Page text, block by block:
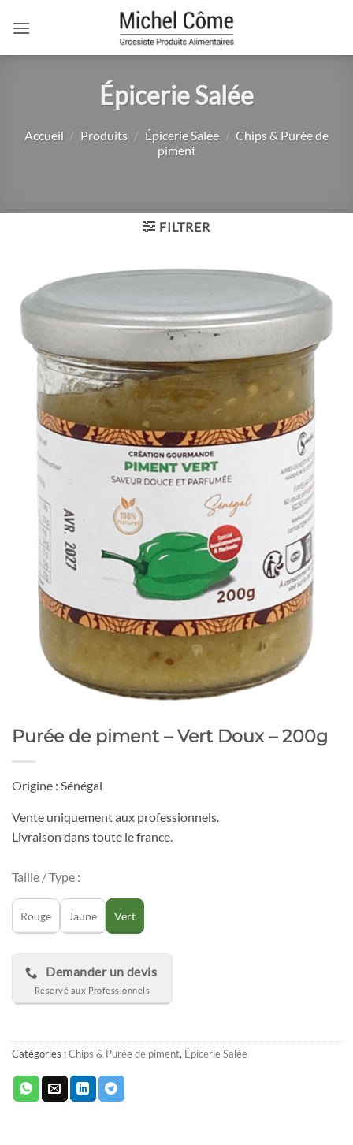
Épicerie Salée
Accueil / Produits / Épicerie Salée / Chips & Purée de
piment
FILTRER
Purée de piment – Vert Doux – 200g
Origine : Sénégal
Vente uniquement aux professionnels.
Livraison dans toute le france.
Taille / Type :
Rouge Jaune Vert
Demander un devis
Catégories :Chips & Purée de piment, Épicerie Salée